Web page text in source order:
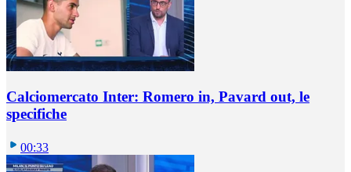
Calciomercato Inter: Romero in, Pavard out, le
specifiche
00:33